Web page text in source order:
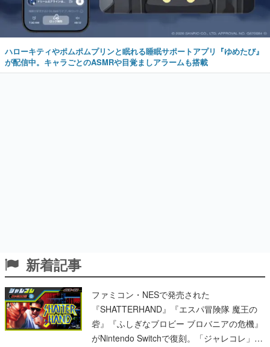
ハローキティやポムポムプリンと眠れる睡眠サポートアプリ『ゆめたび』
が配信中。キャラごとのASMRや目覚ましアラームも搭載
新着記事
ファミコン・NESで発売された
『SHATTERHAND』『エスパ冒険隊 魔王の
砦』『ふしぎなブロビー ブロバニアの危機』
がNintendo Switchで復刻。「ジャレコレ」シ